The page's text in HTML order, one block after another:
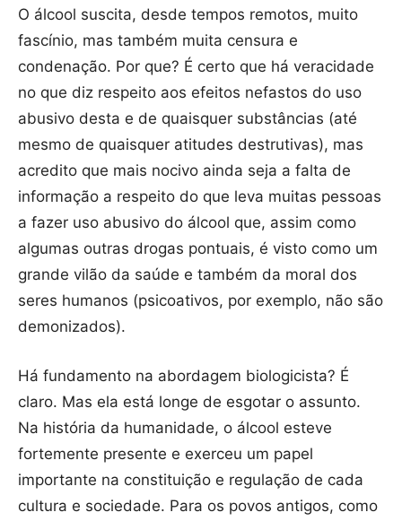
O álcool suscita, desde tempos remotos, muito
fascínio, mas também muita censura e
condenação. Por que? É certo que há veracidade
no que diz respeito aos efeitos nefastos do uso
abusivo desta e de quaisquer substâncias (até
mesmo de quaisquer atitudes destrutivas), mas
acredito que mais nocivo ainda seja a falta de
informação a respeito do que leva muitas pessoas
a fazer uso abusivo do álcool que, assim como
algumas outras drogas pontuais, é visto como um
grande vilão da saúde e também da moral dos
seres humanos (psicoativos, por exemplo, não são
demonizados).
Há fundamento na abordagem biologicista? É
claro. Mas ela está longe de esgotar o assunto.
Na história da humanidade, o álcool esteve
fortemente presente e exerceu um papel
importante na constituição e regulação de cada
cultura e sociedade. Para os povos antigos, como